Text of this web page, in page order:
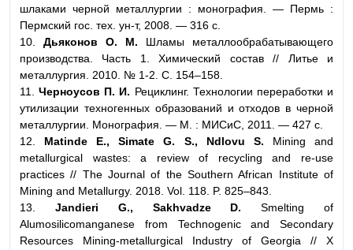
шлаками черной металлургии : монография. — Пермь :
Пермский гос. тех. ун-т, 2008. — 316 с.
10. Дьяконов О. М. Шламы металлообрабатывающего
производства. Часть 1. Химический состав // Литье и
металлургия. 2010. № 1-2. С. 154–158.
11.
Черноусов П. И. Рециклинг. Технологии переработки и
утилизации техногенных образований и отходов в черной
металлургии. Монография. — М. : МИСиС, 2011. — 427 с.
12.
Matinde E., Simate G. S., Ndlovu S. Mining and
metallurgical wastes: a review of recycling and re-use
practices // The Journal of the Southern African Institute of
Mining and Metallurgy. 2018. Vol. 118. P. 825–843.
13. Jandieri G., Sakhvadze D. Smelting of
Alumosilicomanganese from Technogenic and Secondary
Resources Mining-metallurgical Industry of Georgia // X